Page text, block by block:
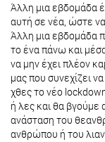
Άλλη μια εβδομάδα
αυτή σε νέα, ώστε
Άλλη μια εβδομάδα
το ένα πάνω και
να μην έχει πλέον
μας που συνεχίζει
χθες το νέο
ή λες και θα βγούμε
ανάσταση του
ανθρώπου ή του